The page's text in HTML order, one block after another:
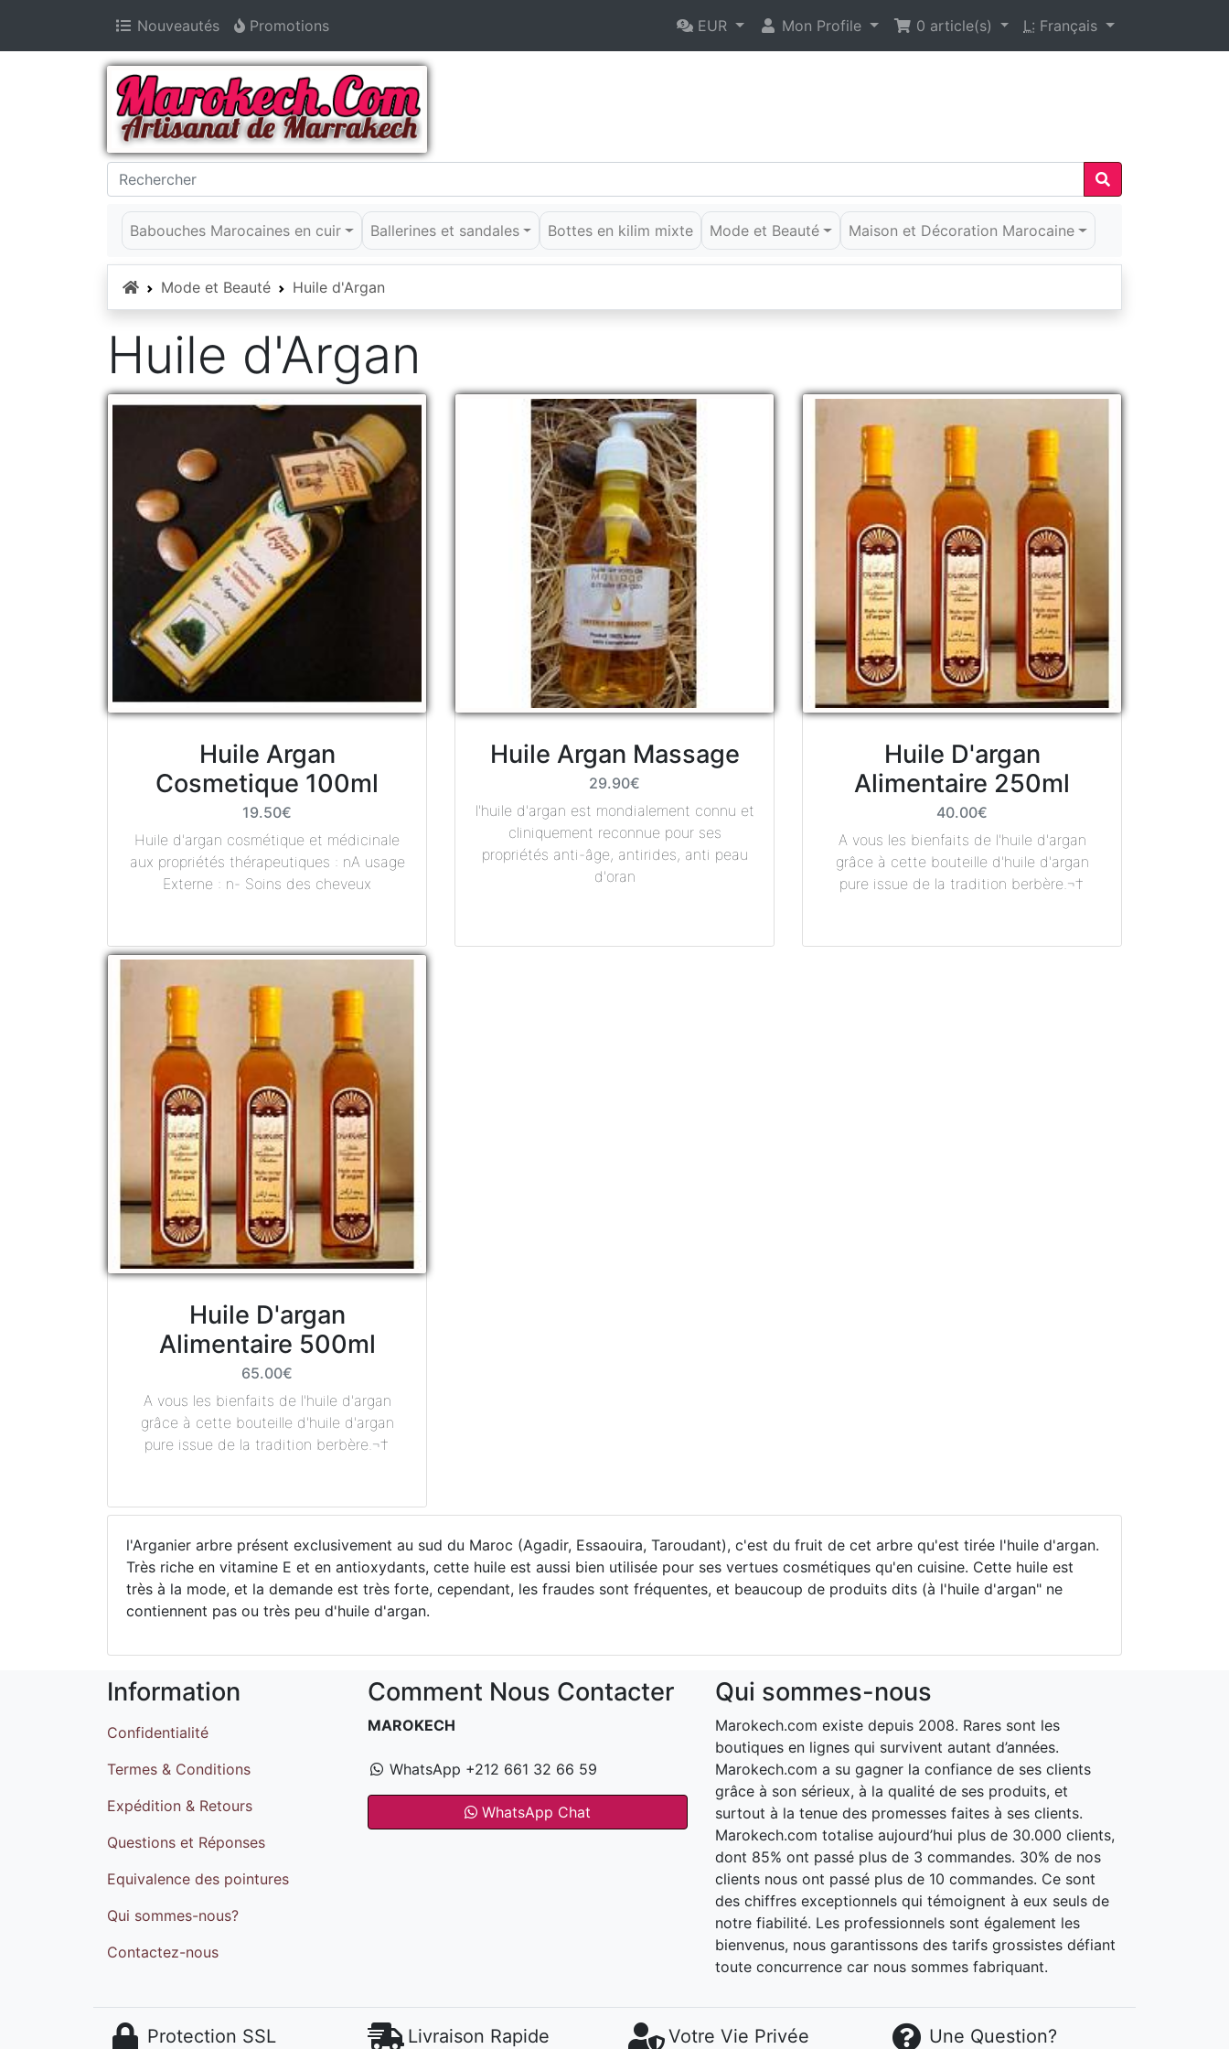
Nouveautés Promotions EUR Mon Profile 0 article(s) L: Français
Babouches Marocaines en cuir Ballerines et sandales Bottes en kilim mixte Mode et Beauté Maison et Décoration Marocaine
AccueilMode et Beauté Huile d'Argan
Huile d'Argan
Huile Argan
Cosmetique 100ml
19.50€
Huile d'argan cosmétique et médicinale
aux propriétés thérapeutiques : nA usage
Externe : n- Soins des cheveux
Huile Argan Massage
29.90€
l'huile d'argan est mondialement connu et
cliniquement reconnue pour ses
propriétés anti-âge, antirides, anti peau
d'oran
Huile D'argan
Alimentaire 250ml
40.00€
A vous les bienfaits de l'huile d'argan
grâce à cette bouteille d'huile d'argan
pure issue de la tradition berbère.¬†
Huile D'argan
Alimentaire 500ml
65.00€
A vous les bienfaits de l'huile d'argan
grâce à cette bouteille d'huile d'argan
pure issue de la tradition berbère.¬†
l'Arganier arbre présent exclusivement au sud du Maroc (Agadir, Essaouira, Taroudant), c'est du fruit de cet arbre qu'est tirée l'huile d'argan.
Très riche en vitamine E et en antioxydants, cette huile est aussi bien utilisée pour ses vertues cosmétiques qu'en cuisine. Cette huile est
très à la mode, et la demande est très forte, cependant, les fraudes sont fréquentes, et beaucoup de produits dits (à l'huile d'argan" ne
contiennent pas ou très peu d'huile d'argan.
Information
Confidentialité
Termes & Conditions
Expédition & Retours
Questions et Réponses
Equivalence des pointures
Qui sommes-nous?
Contactez-nous
Comment Nous Contacter
MAROKECH
WhatsApp +212 661 32 66 59
WhatsApp Chat
Qui sommes-nous
Marokech.com existe depuis 2008. Rares sont les
boutiques en lignes qui survivent autant d’années.
Marokech.com a su gagner la confiance de ses clients
grâce à son sérieux, à la qualité de ses produits, et
surtout à la tenue des promesses faites à ses clients.
Marokech.com totalise aujourd’hui plus de 30.000 clients,
dont 85% ont passé plus de 3 commandes. 30% de nos
clients nous ont passé plus de 10 commandes. Ce sont
des chiffres exceptionnels qui témoignent à eux seuls de
notre fiabilité. Les professionnels sont également les
bienvenus, nous garantissons des tarifs grossistes défiant
toute concurrence car nous sommes fabriquant.
Protection SSL Livraison Rapide Votre Vie Privée Une Question?